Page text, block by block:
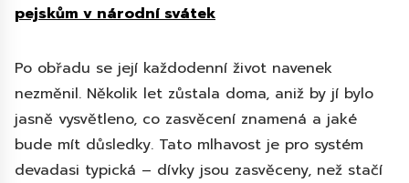
pejskům v národní svátek
Po obřadu se její každodenní život navenek
nezměnil. Několik let zůstala doma, aniž by jí bylo
jasně vysvětleno, co zasvěcení znamená a jaké
bude mít důsledky. Tato mlhavost je pro systém
devadasi typická – dívky jsou zasvěceny, než stačí